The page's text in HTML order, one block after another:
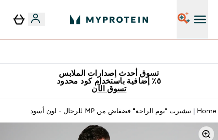
تسوق أحدث إصدارات الملابس
٥٪ إضافية باستخدام كود محدود
تسوق الآن
Home تيشيرت "يوم الراحة" فضفاض من MP للرجال - لون أسود